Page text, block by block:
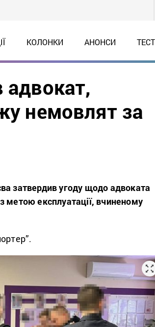
КОЛОНКИ АНОНСИ
немовлят за
затвердив угоду щодо адвоката
метою експлуатації, вчиненому